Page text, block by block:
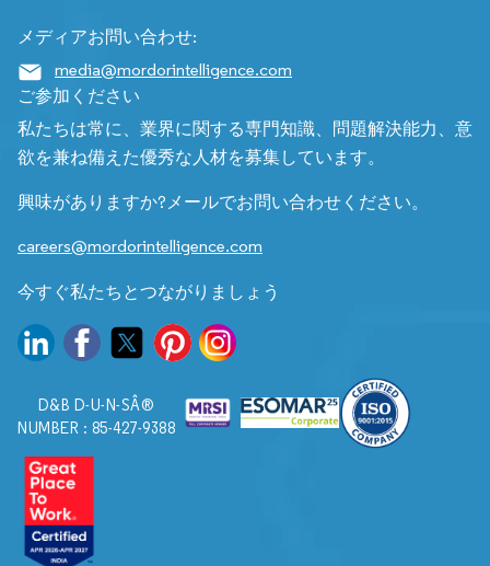
メディアお問い合わせ:
media@mordorintelligence.com
ご参加ください
私たちは常に、業界に関する専門知識、問題解決能力、意
欲を兼ね備えた優秀な人材を募集しています。
興味がありますか?メールでお問い合わせください。
careers@mordorintelligence.com
今すぐ私たちとつながりましょう
D&B D-U-N-SÂ®
NUMBER : 85-427-9388